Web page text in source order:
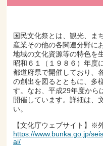
国民文化祭とは、観光、ま
産業その他の各関連分野に
地域の文化資源等の特色を
昭和６１（１９８６）年度
都道府県で開催しており、
の創出を図るとともに、多
す。なお、平成29年度から
開催しています。詳細は、
い。
【文化庁ウェブサイト】※
https://www.bunka.go.jp/
ai/